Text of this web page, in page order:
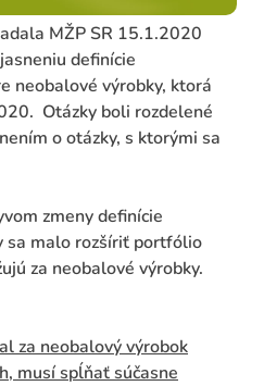
MŽP SR 15.1.2020
definície
neobalové výrobky, ktorá
Otázky boli rozdelené
o otázky, s ktorými sa
zmeny definície
sa malo rozšíriť portfólio
za neobalové výrobky.
za neobalový výrobok
musí spĺňať súčasne